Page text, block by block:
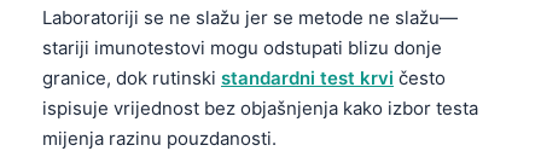
Laboratoriji se ne slažu jer se metode ne slažu—
stariji imunotestovi mogu odstupati blizu donje
granice, dok rutinski standardni test krvi često
ispisuje vrijednost bez objašnjenja kako izbor testa
mijenja razinu pouzdanosti.